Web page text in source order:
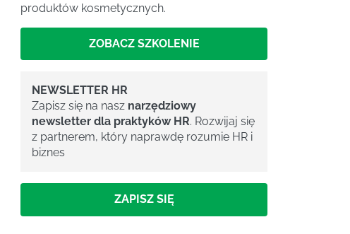
produktów kosmetycznych.
ZOBACZ SZKOLENIE
NEWSLETTER HR
Zapisz się na nasz narzędziowy
newsletter dla praktyków HR. Rozwijaj się
z partnerem, który naprawdę rozumie HR i
biznes
ZAPISZ SIĘ